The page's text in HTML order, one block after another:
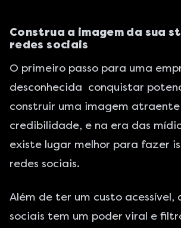
Construa a imagem da sua
redes sociais
O primeiro passo para uma
desconhecida conquistar
construir uma imagem
credibilidade, e na era das
existe lugar melhor para fazer
redes sociais.
Além de ter um custo acessível,
sociais tem um poder viral e